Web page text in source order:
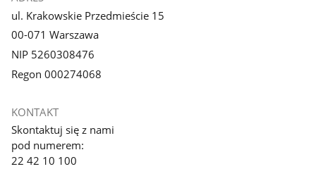
ul. Krakowskie Przedmieście 15
00-071 Warszawa
NIP 5260308476
Regon 000274068
KONTAKT
Skontaktuj się z nami
pod numerem:
22 42 10 100